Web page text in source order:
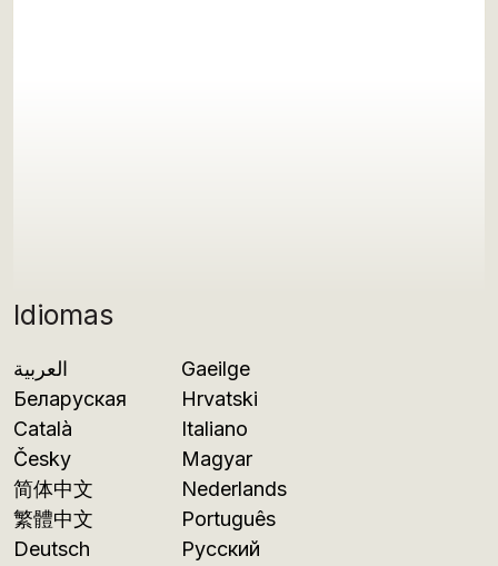
Idiomas
العربية
Беларуская
Català
Česky
简体中文
繁體中文
Deutsch
Gaeilge
Hrvatski
Italiano
Magyar
Nederlands
Português
Русский